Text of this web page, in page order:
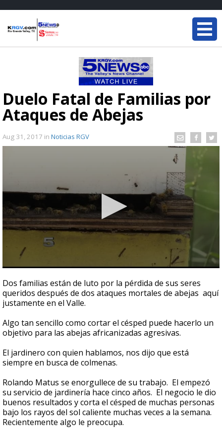
Duelo Fatal de Familias por
Ataques de Abejas
Aug 31, 2017 in Noticias RGV
seconds
of
2
minutes,
seconds
Dos familias están de luto por la pérdida de sus seres
queridos después de dos ataques mortales de abejas aquí
justamente en el Valle.
Algo tan sencillo como cortar el césped puede hacerlo un
objetivo para las abejas africanizadas agresivas.
El jardinero con quien hablamos, nos dijo que está
siempre en busca de colmenas.
Rolando Matus se enorgullece de su trabajo. El empezó
su servicio de jardinería hace cinco años. El negocio le dio
buenos resultados y corta el césped de muchas personas
bajo los rayos del sol caliente muchas veces a la semana.
Recientemente algo le preocupa.